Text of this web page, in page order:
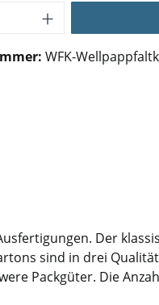
Anzahl: Gib
WFK-
Der
sind in drei
Packgüter. Die